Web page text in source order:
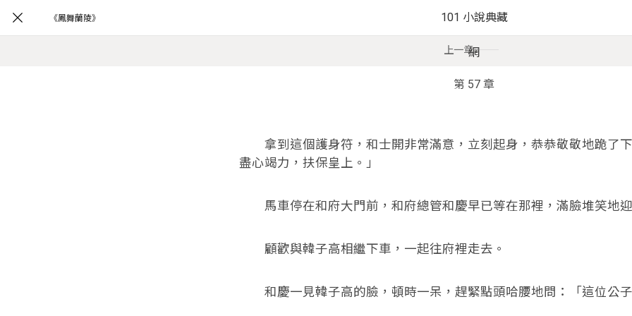
《鳳舞蘭陵》 101 小說典藏
網
上一章
第 57 章
拿到這個護身符，和士開非常滿意，立刻起身，恭恭敬敬地跪了
盡心竭力，扶保皇上。」
馬車停在和府大門前，和府總管和慶早已等在那裡，滿臉堆笑地迎
顧歡與韓子高相繼下車，一起往府裡走去。
和慶一見韓子高的臉，頓時一呆，趕緊點頭哈腰地問：「這位公子